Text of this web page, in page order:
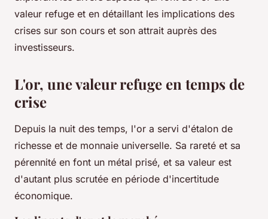
valeur refuge et en détaillant les implications des
crises sur son cours et son attrait auprès des
investisseurs.
L'or, une valeur refuge en temps de
crise
Depuis la nuit des temps, l'or a servi d'étalon de
richesse et de monnaie universelle. Sa rareté et sa
pérennité en font un métal prisé, et sa valeur est
d'autant plus scrutée en période d'incertitude
économique.